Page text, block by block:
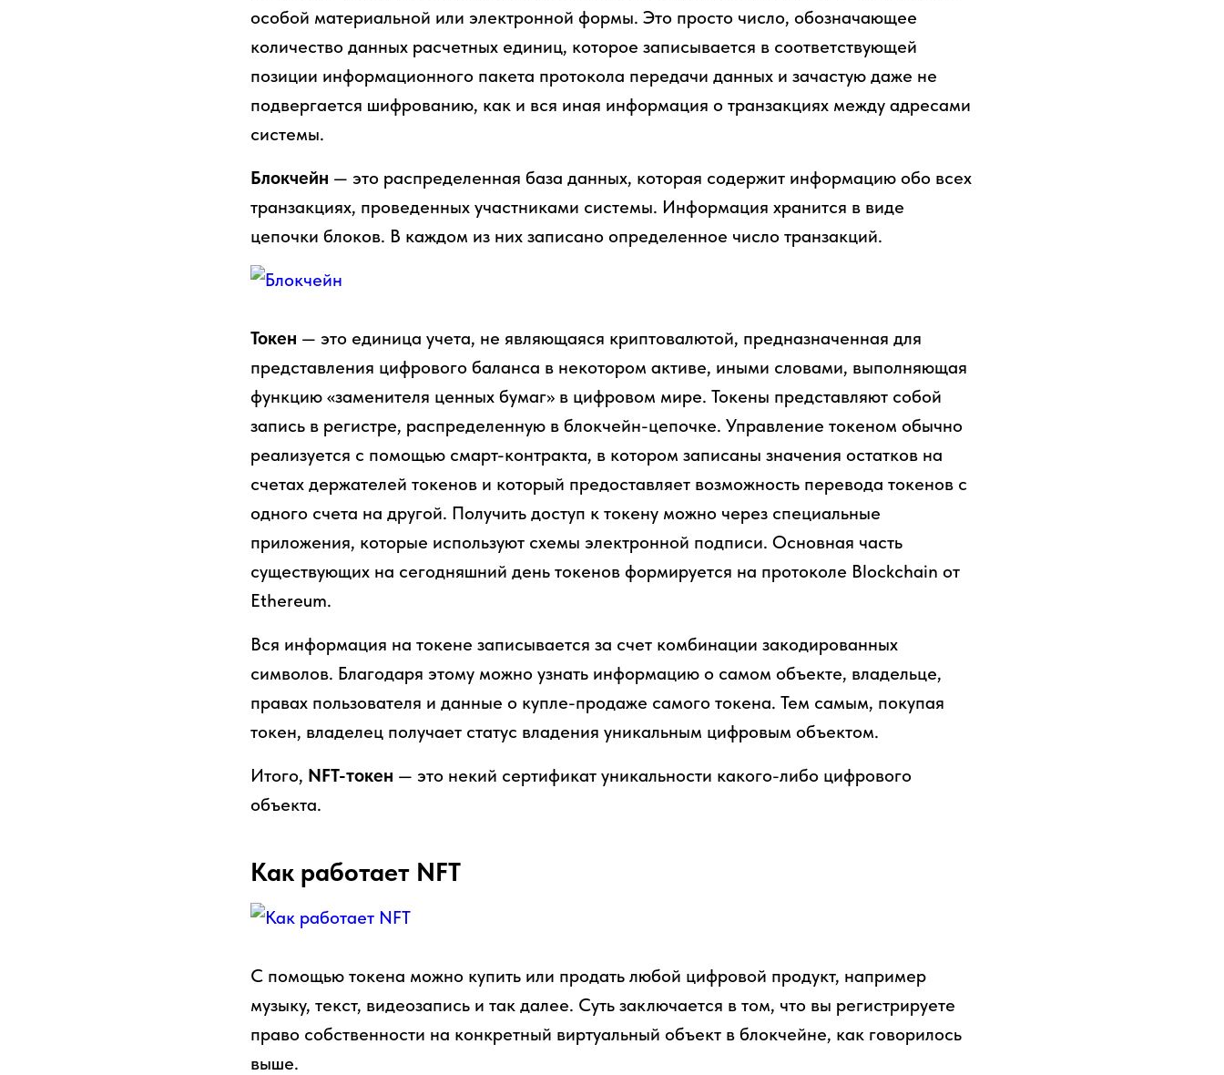
особой материальной или электронной формы. Это просто число, обозначающее
количество данных расчетных единиц, которое записывается в соответствующей
позиции информационного пакета протокола передачи данных и зачастую даже не
подвергается шифрованию, как и вся иная информация о транзакциях между адресами
системы.
Блокчейн — это распределенная база данных, которая содержит информацию обо всех
транзакциях, проведенных участниками системы. Информация хранится в виде
цепочки блоков. В каждом из них записано определенное число транзакций.
Токен — это единица учета, не являющаяся криптовалютой, предназначенная для
представления цифрового баланса в некотором активе, иными словами, выполняющая
функцию «заменителя ценных бумаг» в цифровом мире. Токены представляют собой
запись в регистре, распределенную в блокчейн-цепочке. Управление токеном обычно
реализуется с помощью смарт-контракта, в котором записаны значения остатков на
счетах держателей токенов и который предоставляет возможность перевода токенов с
одного счета на другой. Получить доступ к токену можно через специальные
приложения, которые используют схемы электронной подписи. Основная часть
существующих на сегодняшний день токенов формируется на протоколе Blockchain от
Ethereum.
Вся информация на токене записывается за счет комбинации закодированных
символов. Благодаря этому можно узнать информацию о самом объекте, владельце,
правах пользователя и данные о купле-продаже самого токена. Тем самым, покупая
токен, владелец получает статус владения уникальным цифровым объектом.
Итого, NFT-токен — это некий сертификат уникальности какого-либо цифрового
объекта.
Как работает NFT
С помощью токена можно купить или продать любой цифровой продукт, например
музыку, текст, видеозапись и так далее. Суть заключается в том, что вы регистрируете
право собственности на конкретный виртуальный объект в блокчейне, как говорилось
выше.